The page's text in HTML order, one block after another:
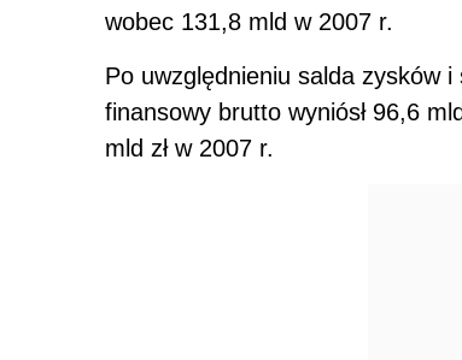
wobec 131,8 mld w 2007 r.
Po uwzględnieniu salda zysków
finansowy brutto wyniósł 96,6
mld zł w 2007 r.